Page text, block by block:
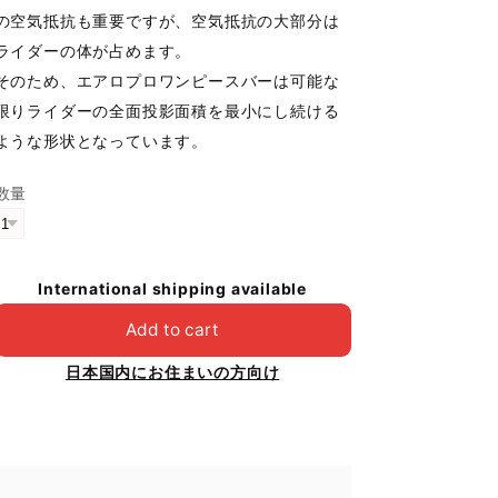
空気抵抗も重要ですが、空気抵抗の大部分は
イダーの体が占めます。
のため、エアロプロワンピースバーは可能な
りライダーの全面投影面積を最小にし続ける
うな形状となっています。
量
International shipping available
Add to cart
日本国内にお住まいの方向け